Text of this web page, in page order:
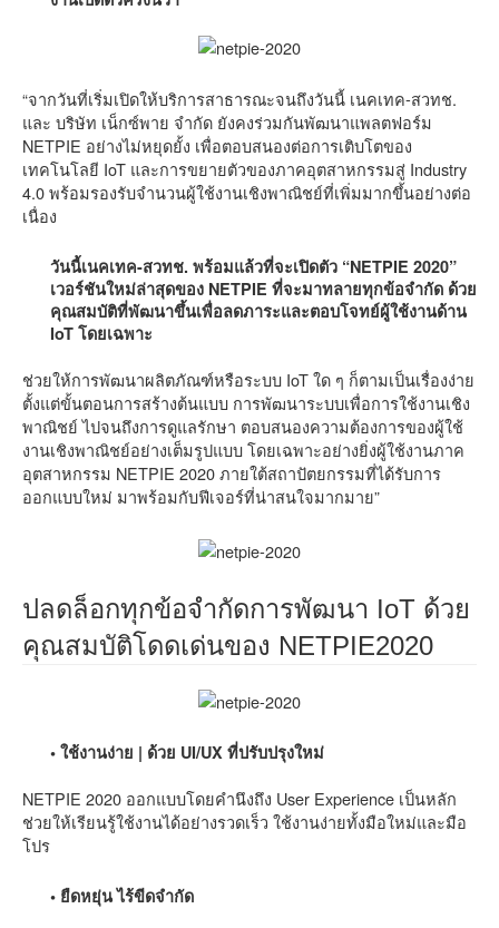
“จากวันที่เริ่มเปิดให้บริการสาธารณะจนถึงวันนี้ เนคเทค-สวทช.
และ บริษัท เน็กซ์พาย จำกัด ยังคงร่วมกันพัฒนาแพลตฟอร์ม
NETPIE อย่างไม่หยุดยั้ง เพื่อตอบสนองต่อการเติบโตของ
เทคโนโลยี IoT และการขยายตัวของภาคอุตสาหกรรมสู่ Industry
4.0 พร้อมรองรับจำนวนผู้ใช้งานเชิงพาณิชย์ที่เพิ่มมากขึ้นอย่างต่อ
เนื่อง
วันนี้เนคเทค-สวทช. พร้อมแล้วที่จะเปิดตัว “NETPIE 2020”
เวอร์ชันใหม่ล่าสุดของ NETPIE ที่จะมาทลายทุกข้อจำกัด ด้วย
คุณสมบัติที่พัฒนาขึ้นเพื่อลดภาระและตอบโจทย์ผู้ใช้งานด้าน
IoT โดยเฉพาะ
ช่วยให้การพัฒนาผลิตภัณฑ์หรือระบบ IoT ใด ๆ ก็ตามเป็นเรื่องง่าย
ตั้งแต่ขั้นตอนการสร้างต้นแบบ การพัฒนาระบบเพื่อการใช้งานเชิง
พาณิชย์ ไปจนถึงการดูแลรักษา ตอบสนองความต้องการของผู้ใช้
งานเชิงพาณิชย์อย่างเต็มรูปแบบ โดยเฉพาะอย่างยิ่งผู้ใช้งานภาค
อุตสาหกรรม NETPIE 2020 ภายใต้สถาปัตยกรรมที่ได้รับการ
ออกแบบใหม่ มาพร้อมกับฟีเจอร์ที่น่าสนใจมากมาย”
ปลดล็อกทุกข้อจำกัดการพัฒนา IoT ด้วย
คุณสมบัติโดดเด่นของ NETPIE2020
• ใช้งานง่าย | ด้วย UI/UX ที่ปรับปรุงใหม่
NETPIE 2020 ออกแบบโดยคำนึงถึง User Experience เป็นหลัก
ช่วยให้เรียนรู้ใช้งานได้อย่างรวดเร็ว ใช้งานง่ายทั้งมือใหม่และมือ
โปร
• ยืดหยุ่น ไร้ขีดจำกัด